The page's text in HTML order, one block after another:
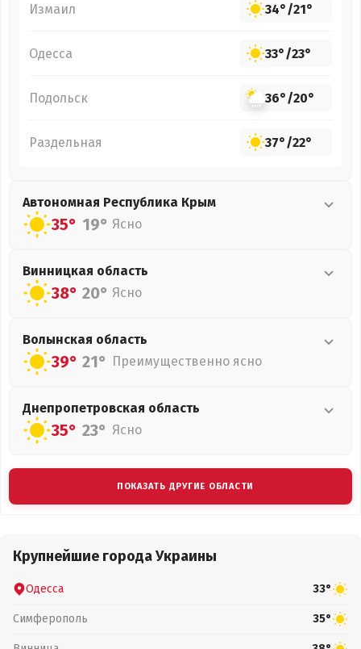
Измаил 34°/21°
Одесса 33°/23°
Подольск 36°/20°
Раздельная 37°/22°
Автономная Республика Крым
35° 19° Ясно
Винницкая область
38° 20° Ясно
Волынская область
39° 21° Преимущественно ясно
Днепропетровская область
35° 23° Ясно
ПОКАЗАТЬ ДРУГИЕ ОБЛАСТИ
Крупнейшие города Украины
Одесса 33°
Симферополь 35°